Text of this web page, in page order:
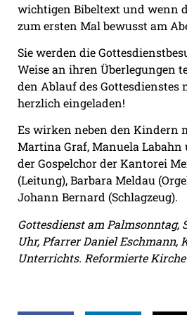
wichtigen Bibeltext und wenn
zum ersten Mal bewusst am
Sie werden die
Weise an ihren Überlegungen
den Ablauf des Gottesdienstes
herzlich eingeladen!
Es wirken neben den Kindern
Martina Graf, Manuela
der Gospelchor der Kantorei
(Leitung), Barbara Meldau
Johann Bernard (Schlagzeug).
Gottesdienst am Palmsonntag,
Uhr, Pfarrer Daniel Eschmann,
Unterrichts. Reformierte